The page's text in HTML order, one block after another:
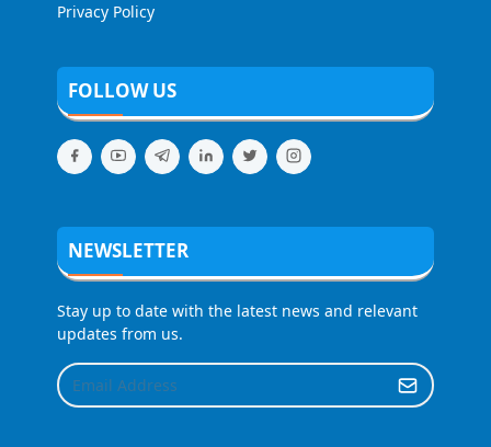
Privacy Policy
FOLLOW US
NEWSLETTER
Stay up to date with the latest news and relevant
updates from us.